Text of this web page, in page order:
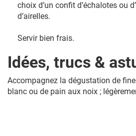
choix d’un confit d’échalotes ou
d’airelles.
Servir bien frais.
Idées, trucs &
Accompagnez la dégustation de
blanc ou de pain aux noix ;